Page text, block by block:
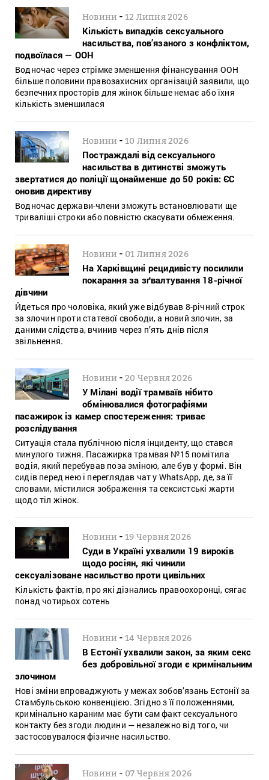
Новини -12 Липня 2026
Кількість випадків сексуального
насильства, пов’язаного з конфліктом,
подвоїлася — ООН
Водночас через стрімке зменшення фінансування ООН
більше половини правозахисних організацій заявили, що
безпечних просторів для жінок більше немає або їхня
кількість зменшилася
Новини -10 Липня 2026
Постраждалі від сексуального
насильства в дитинстві зможуть
звертатися до поліції щонайменше до 50 років: ЄС
оновив директиву
Водночас держави-члени зможуть встановлювати ще
триваліші строки або повністю скасувати обмеження.
Новини - 01 Липня 2026
На Харківщині рецидивісту посилили
покарання за зґвалтування 18-річної
дівчини
Йдеться про чоловіка, який уже відбував 8-річний строк
за злочин проти статевої свободи, а новий злочин, за
даними слідства, вчинив через п’ять днів після
звільнення.
Новини -20 Червня 2026
У Мілані водії трамваїв нібито
обмінювалися фотографіями
пасажирок із камер спостереження: триває
розслідування
Ситуація стала публічною після інциденту, що стався
минулого тижня. Пасажирка трамвая №15 помітила
водія, який перебував поза зміною, але був у формі. Він
сидів перед нею і переглядав чат у WhatsApp, де, за її
словами, містилися зображення та сексистські жарти
щодо тіл жінок.
Новини -19 Червня 2026
Суди в Україні ухвалили 19 вироків
щодо росіян, які чинили
сексуалізоване насильство проти цивільних
Кількість фактів, про які дізнались правоохоронці, сягає
понад чотирьох сотень
Новини -14 Червня 2026
В Естонії ухвалили закон, за яким секс
без добровільної згоди є кримінальним
злочином
Нові зміни впроваджують у межах зобов’язань Естонії за
Стамбульською конвенцією. Згідно з її положеннями,
кримінально караним має бути сам факт сексуального
контакту без згоди людини — незалежно від того, чи
застосовувалося фізичне насильство.
Новини - 07 Червня 2026